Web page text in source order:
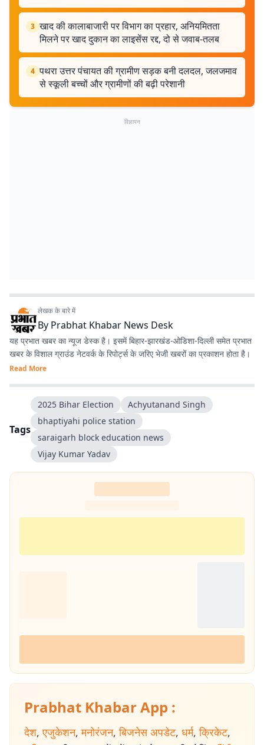
3 खाद की कालाबाजारी पर विभाग का प्रहार, अनियमितता
मिलने पर खाद दुकान का लाइसेंस रद्द, दो से जवाब-तलब
4 पथरा उत्तर पंचायत की ग्रामीण सड़क बनी दलदल, जलजमाव
से स्कूली बच्चों और ग्रामीणों की बढ़ी परेशानी
विज्ञापन
लेखक के बारे में
By Prabhat Khabar News Desk
यह प्रभात खबर का न्यूज डेस्क है। इसमें बिहार-झारखंड-ओडिशा-दिल्‍ली समेत प्रभात
खबर के विशाल ग्राउंड नेटवर्क के रिपोर्ट्स के जरिए भेजी खबरों का प्रकाशन होता है।
Read More
Tags
2025 Bihar Election
Achyutanand Singh
bhaptiyahi police station
saraigarh block education news
Vijay Kumar Yadav
Prabhat Khabar App :
देश, एजुकेशन, मनोरंजन, बिजनेस अपडेट, धर्म, क्रिकेट,